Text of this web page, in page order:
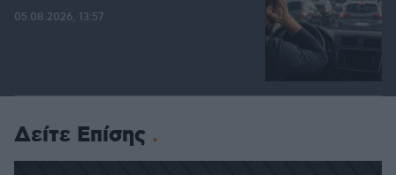
05.08.2026, 13:57
Δείτε Επίσης